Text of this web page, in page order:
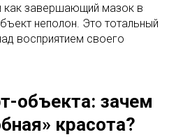
как завершающий мазок в
неполон. Это тотальный
восприятием своего
объекта: зачем
красота?